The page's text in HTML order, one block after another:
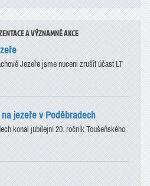
A VÝZNAMNÉ AKCE
Jezeře jsme nuceni zrušit účast LT
jezeře v Poděbradech
konal jubilejní 20. ročník Toušeňského